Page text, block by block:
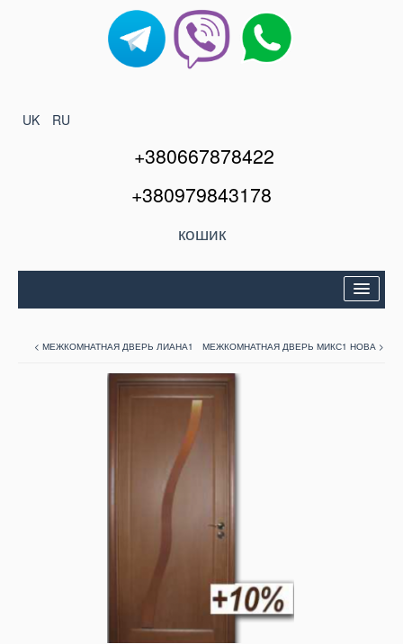
UK RU
+380667878422
+380979843178
кошик
Вікна та балкони
< МЕЖКОМНАТНАЯ ДВЕРЬ ЛИАНА1 МЕЖКОМНАТНАЯ ДВЕРЬ МИКС1 НОВА >